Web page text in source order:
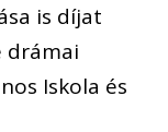
is díjat
drámai
Iskola és